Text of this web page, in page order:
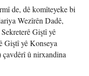
de, dê komîteyeke bi
Wezîrên Dadê,
Giştî yê
Giştî yê Konseya
û nirxandina